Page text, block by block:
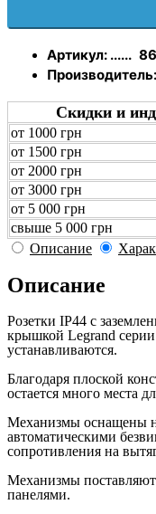
Артикул: ......
Скидки и
от 1000 грн
от 1500 грн
от 2000 грн
от 3000 грн
от 5 000 грн
свыше 5 000 грн
Описание
Описание
Розетки IP44 с
крышкой Legrand
устанавливаются.
Благодаря плоской
остается много места
Механизмы оснащены
автоматическими
сопротивления на
Механизмы
панелями.